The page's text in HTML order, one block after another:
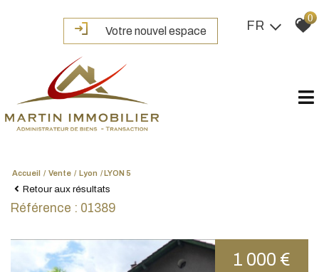
Votre nouvel espace FR
0
Accueil Vente Lyon LYON 5
Retour aux résultats
Référence : 01389
1 000 €